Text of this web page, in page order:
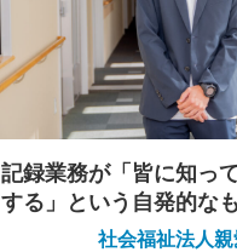
記録業務が「皆に知っ
する」という自発的な
社会福祉法人